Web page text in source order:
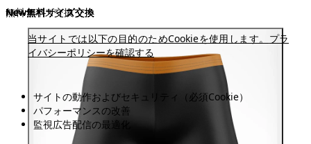
当サイトでは以下の目的のためCookieを使用します。 プラ
イバシーポリシーを確認する
サイトの動作およびセキュリティ（必須Cookie）
パフォーマンスの改善
監視広告配信の最適化
New
New
無料サイズ交換
New無料サイズ交換
New無料サイズ交換
New無料サイズ交換
New無料サイズ交換
New